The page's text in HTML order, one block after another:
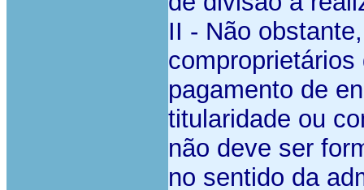
II - Não
pagamento de
titularidade ou
não deve ser
no sentido da